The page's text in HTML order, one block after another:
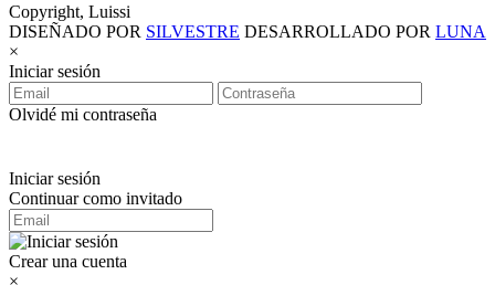
Copyright, Luissi
DISEÑADO POR SILVESTRE DESARROLLADO POR LUNA
×
Iniciar sesión
Olvidé mi contraseña
Iniciar sesión
Continuar como invitado
Crear una cuenta
×